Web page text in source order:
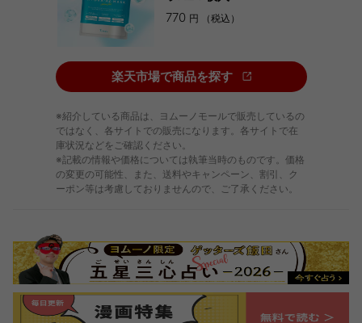
770 円 （税込）
楽天市場で商品を探す
※紹介している商品は、ヨムーノモールで販売しているの
ではなく、各サイトでの販売になります。各サイトで在
庫状況などをご確認ください。
※記載の情報や価格については執筆当時のものです。価格
の変更の可能性、また、送料やキャンペーン、割引、ク
ーポン等は考慮しておりませんので、ご了承ください。